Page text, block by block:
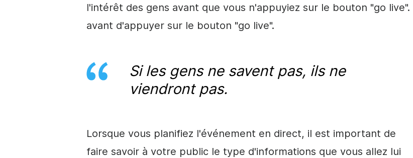
l'intérêt des gens avant que vous n'appuyiez sur le bouton "go live".
avant d'appuyer sur le bouton "go live".
Si les gens ne savent pas, ils ne
viendront pas.
Lorsque vous planifiez l'événement en direct, il est important de
faire savoir à votre public le type d'informations que vous allez lui